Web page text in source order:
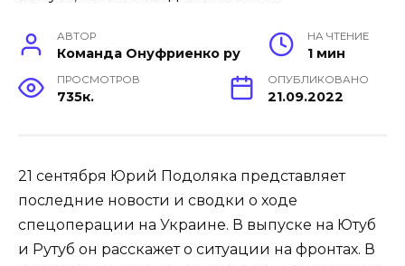
АВТОР
Команда Онуфриенко ру
НА ЧТЕНИЕ
1 мин
ПРОСМОТРОВ
735к.
ОПУБЛИКОВАНО
21.09.2022
21 сентября Юрий Подоляка представляет
последние новости и сводки о ходе
спецоперации на Украине. В выпуске на Ютуб
и Рутуб он расскажет о ситуации на фронтах. В